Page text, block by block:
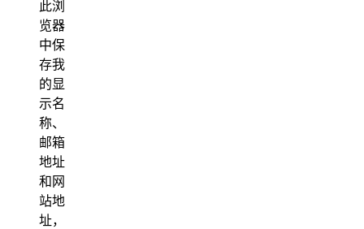
此浏
览器
中保
存我
的显
示名
称、
邮箱
地址
和网
站地
址，